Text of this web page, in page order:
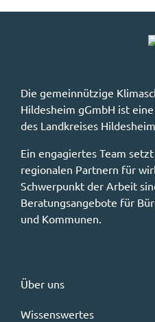
Die gemeinnützige
Hildesheim gGmbH ist
des Landkreises
Ein engagiertes Team
regionalen Partnern für
Schwerpunkt der Arbeit
Beratungsangebote für
und Kommunen.
Über uns
Wissenswertes